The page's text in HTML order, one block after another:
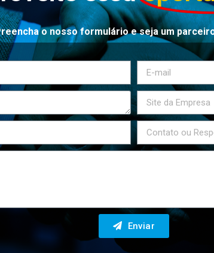
o nosso formulário e seja um
Enviar